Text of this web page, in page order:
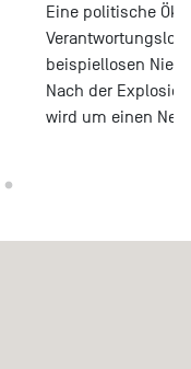
Eine politische
beispiellosen
Nach der
wird um einen